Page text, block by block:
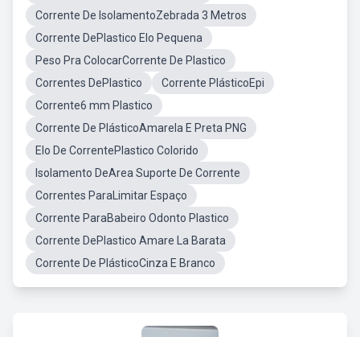
Corrente De IsolamentoZebrada 3 Metros
Corrente DePlastico Elo Pequena
Peso Pra ColocarCorrente De Plastico
Correntes DePlastico
Corrente PlásticoEpi
Corrente6 mm Plastico
Corrente De PlásticoAmarela E Preta PNG
Elo De CorrentePlastico Colorido
Isolamento DeArea Suporte De Corrente
Correntes ParaLimitar Espaço
Corrente ParaBabeiro Odonto Plastico
Corrente DePlastico Amare La Barata
Corrente De PlásticoCinza E Branco